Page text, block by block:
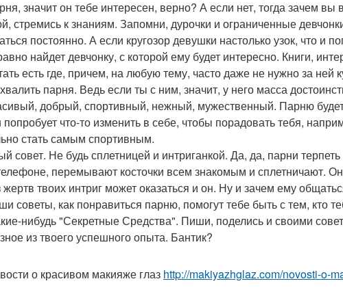
значит он тебе интересен, верно? А если нет, тогда зачем вы
стремись к знаниям. Запомни, дурочки и ограниченные
постоянно. А если кругозор девушки настолько узок, что и
найдет девчонку, с которой ему будет интересно. Книги,
есть где, причем, на любую тему, часто даже не нужно за ней
парня. Ведь если ты с ним, значит, у него масса
добрый, спортивный, нежный, мужественный. Парню
что-то изменить в себе, чтобы порадовать тебя,
стать самым спортивным.
совет. Не будь сплетницей и интриганкой. Да, да, парни
перемывают косточки всем знакомым и сплетничают.
твоих интриг может оказаться и он. Ну и зачем ему
советы, как понравиться парню, помогут тебе быть с тем, кто
нибудь "Секретные Средства". Пиши, поделись и своими
из твоего успешного опыта. Бантик?
о красивом макияже глаз http://makiyazhglaz.com/novosti-o-